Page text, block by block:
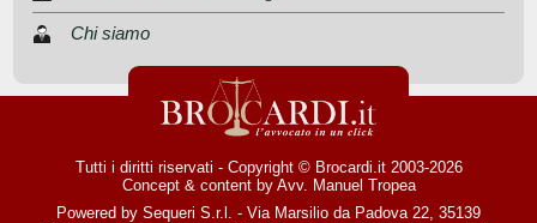
Chi siamo
Tutti i diritti riservati - Copyright © Brocardi.it 2003-2026
Concept & content by Avv. Manuel Tropea
Powered by Sequeri S.r.l. - Via Marsilio da Padova 22, 35139